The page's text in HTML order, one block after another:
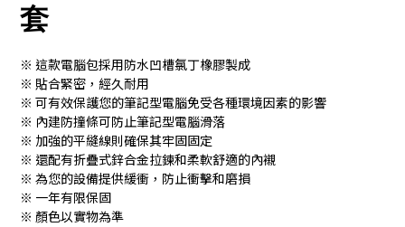
套
※ 這款電腦包採用防水凹槽氯丁橡膠製成
※ 貼合緊密，經久耐用
※ 可有效保護您的筆記型電腦免受各種環境因素的影響
※ 內建防撞條可防止筆記型電腦滑落
※ 加強的平縫線則確保其牢固固定
※ 還配有折疊式鋅合金拉鍊和柔軟舒適的內襯
※ 為您的設備提供緩衝，防止衝擊和磨損
※ 一年有限保固
※ 顏色以實物為準